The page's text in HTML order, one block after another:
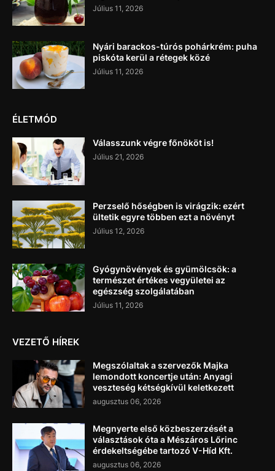
Július 11, 2026
Nyári barackos-túrós pohárkrém: puha
piskóta kerül a rétegek közé
Július 11, 2026
ÉLETMÓD
Válasszunk végre főnököt is!
Július 21, 2026
Perzselő hőségben is virágzik: ezért
ültetik egyre többen ezt a növényt
Július 12, 2026
Gyógynövények és gyümölcsök: a
természet értékes vegyületei az
egészség szolgálatában
Július 11, 2026
VEZETŐ HÍREK
Megszólaltak a szervezők Majka
lemondott koncertje után: Anyagi
veszteség kétségkívül keletkezett
augusztus 06, 2026
Megnyerte első közbeszerzését a
választások óta a Mészáros Lőrinc
érdekeltségébe tartozó V-Híd Kft.
augusztus 06, 2026